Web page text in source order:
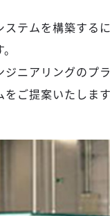
ステムを構築する
ジニアリングのプ
をご提案いたします